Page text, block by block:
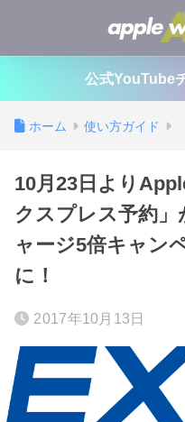
公式YouTube
ホーム 使い方ガイド
10月23日より
クスプレス予約
ャージ5倍キャン
に！
2017年10月13日